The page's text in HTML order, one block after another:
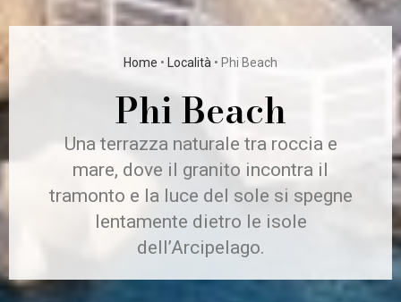
Home • Località • Phi Beach
Phi Beach
Una terrazza naturale tra roccia e
mare, dove il granito incontra il
tramonto e la luce del sole si spegne
lentamente dietro le isole
dell’Arcipelago.